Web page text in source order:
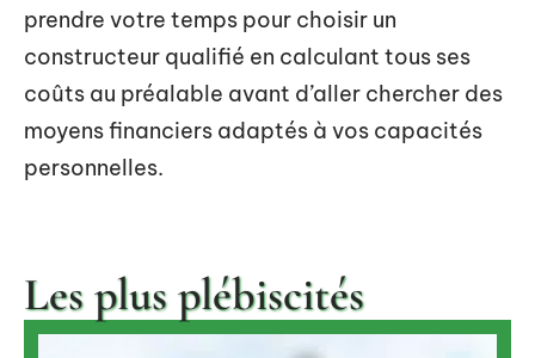
prendre votre temps pour choisir un
constructeur qualifié en calculant tous ses
coûts au préalable avant d’aller chercher des
moyens financiers adaptés à vos capacités
personnelles.
Les plus plébiscités